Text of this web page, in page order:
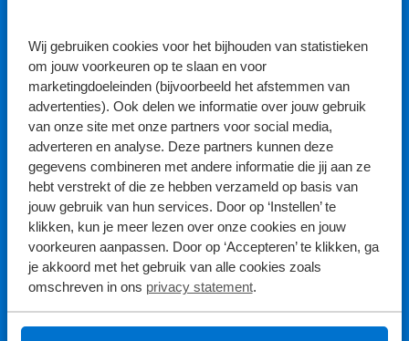
Wij gebruiken cookies voor het bijhouden van statistieken
om jouw voorkeuren op te slaan en voor
marketingdoeleinden (bijvoorbeeld het afstemmen van
advertenties). Ook delen we informatie over jouw gebruik
van onze site met onze partners voor social media,
adverteren en analyse. Deze partners kunnen deze
gegevens combineren met andere informatie die jij aan ze
hebt verstrekt of die ze hebben verzameld op basis van
jouw gebruik van hun services. Door op ‘Instellen’ te
klikken, kun je meer lezen over onze cookies en jouw
voorkeuren aanpassen. Door op ‘Accepteren’ te klikken, ga
je akkoord met het gebruik van alle cookies zoals
omschreven in ons privacy statement.
van
5
sterren
Volg ons
Aanschaf
Auto's
Bedrijfswagens
Onderhoud & Service